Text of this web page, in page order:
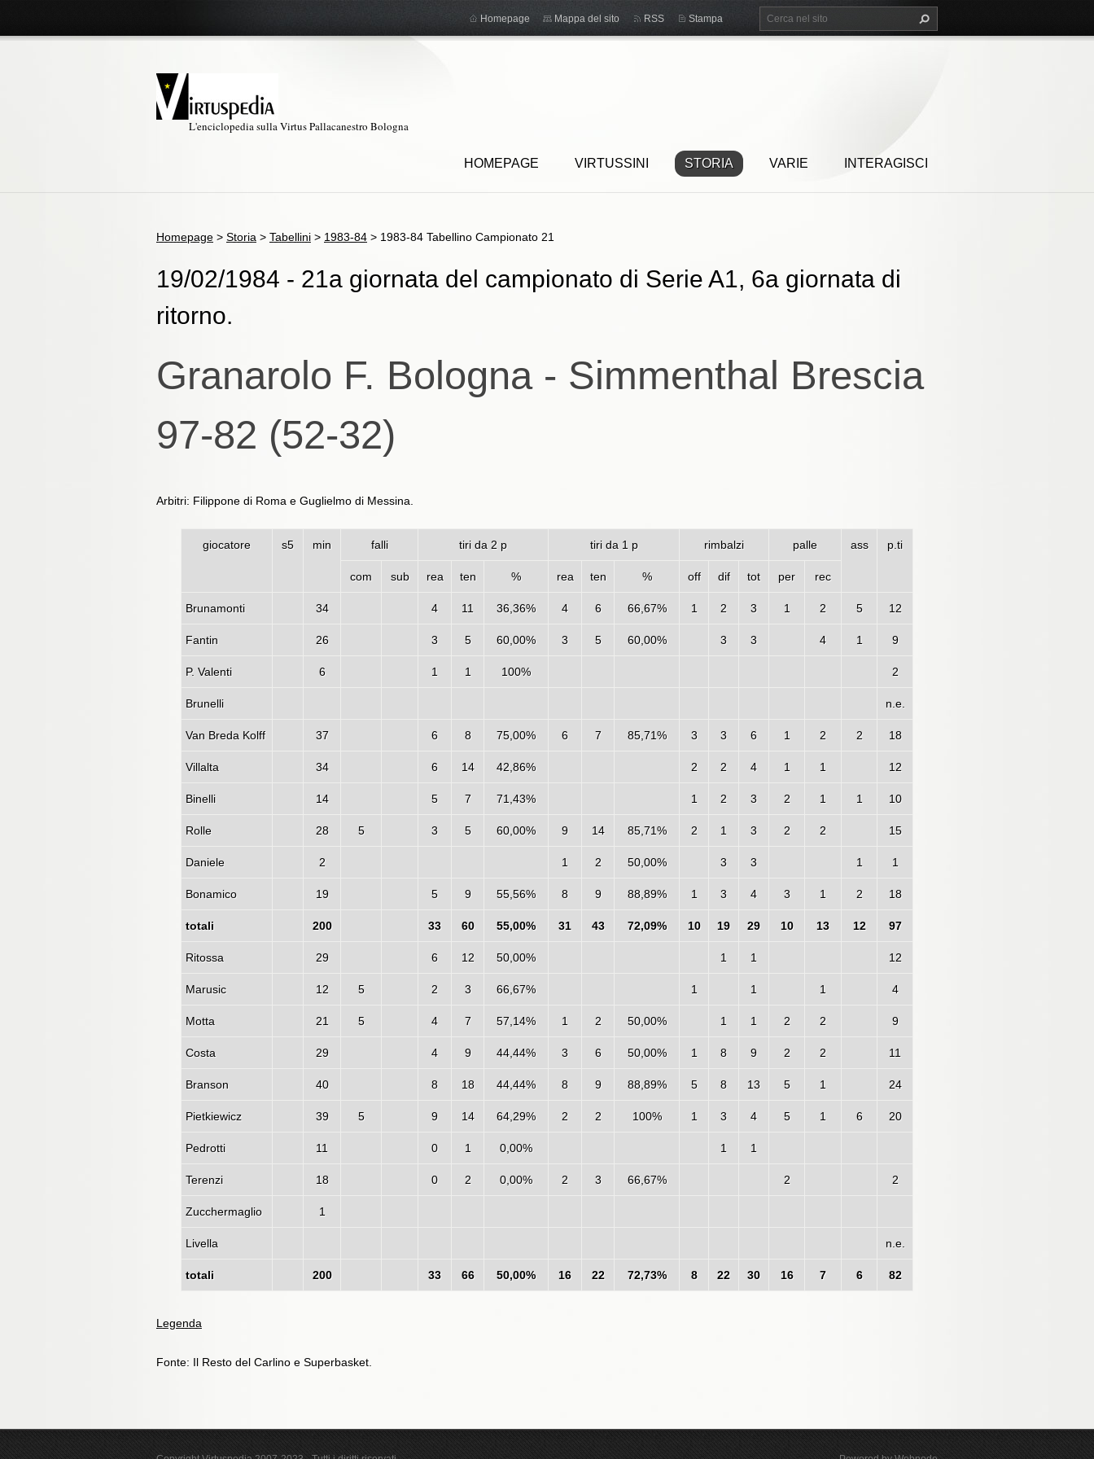
L'enciclopedia sulla Virtus Pallacanestro Bologna
HOMEPAGE VIRTUSSINI STORIA VARIE INTERAGISCI
Homepage Mappa del sito RSS Stampa
Homepage > Storia > Tabellini > 1983-84 > 1983-84 Tabellino Campionato 21
19/02/1984 - 21a giornata del campionato di Serie A1, 6a giornata di
ritorno.
Granarolo F. Bologna - Simmenthal Brescia
97-82 (52-32)
Arbitri: Filippone di Roma e Guglielmo di Messina.
giocatore s5 min falli tiri da 2 p tiri da 1 p rimbalzi palle ass p.ti
com sub rea ten % rea ten % off dif tot per rec
Brunamonti 34 4 11 36,36% 4 6 66,67% 1 2 3 1 2 5 12
Fantin 26 3 5 60,00% 3 5 60,00% 3 3 4 1 9
P. Valenti 6 1 1 100% 2
Brunelli n.e.
Van Breda Kolff 37 6 8 75,00% 6 7 85,71% 3 3 6 1 2 2 18
Villalta 34 6 14 42,86% 2 2 4 1 1 12
Binelli 14 5 7 71,43% 1 2 3 2 1 1 10
Rolle 28 5 3 5 60,00% 9 14 85,71% 2 1 3 2 2 15
Daniele 2 1 2 50,00% 3 3 1 1
Bonamico 19 5 9 55,56% 8 9 88,89% 1 3 4 3 1 2 18
totali 200 33 60 55,00% 31 43 72,09% 10 19 29 10 13 12 97
Ritossa 29 6 12 50,00% 1 1 12
Marusic 12 5 2 3 66,67% 1 1 1 4
Motta 21 5 4 7 57,14% 1 2 50,00% 1 1 2 2 9
Costa 29 4 9 44,44% 3 6 50,00% 1 8 9 2 2 11
Branson 40 8 18 44,44% 8 9 88,89% 5 8 13 5 1 24
Pietkiewicz 39 5 9 14 64,29% 2 2 100% 1 3 4 5 1 6 20
Pedrotti 11 0 1 0,00% 1 1
Terenzi 18 0 2 0,00% 2 3 66,67% 2 2
Zucchermaglio 1
Livella n.e.
totali 200 33 66 50,00% 16 22 72,73% 8 22 30 16 7 6 82
Legenda
Fonte: Il Resto del Carlino e Superbasket.